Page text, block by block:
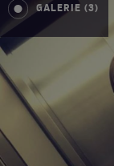
GALERIE (3)